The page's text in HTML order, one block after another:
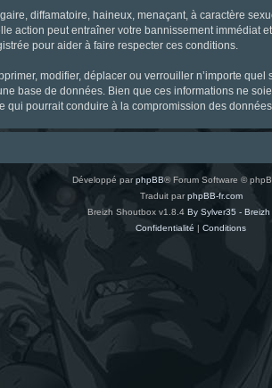
diffamatoire, haineux, menaçant, à caractère
action peut entraîner votre bannissement immédiat
pour aider à faire respecter ces conditions.
modifier, déplacer ou verrouiller n’importe
base de données. Bien que ces informations ne
qui pourrait conduire à la compromission des
Développé parphpBB® Forum Software ©
Traduit par phpBB-fr.com
Breizh Shoutbox v1.8.4 By Sylver35 - Breizh
Confidentialité | Conditions